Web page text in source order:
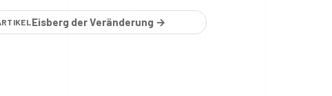
Eisberg der Veränderung →